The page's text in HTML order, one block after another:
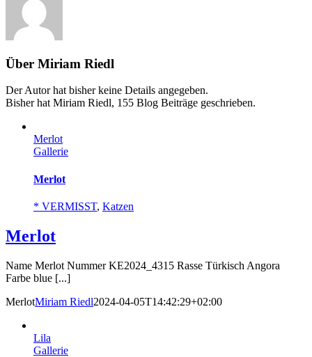
Über Miriam Riedl
Der Autor hat bisher keine Details angegeben.
Bisher hat Miriam Riedl, 155 Blog Beiträge geschrieben.
Merlot
Gallerie
Merlot
* VERMISST, Katzen
Merlot
Name Merlot Nummer KE2024_4315 Rasse Türkisch Angora
Farbe blue [...]
MerlotMiriam Riedl2024-04-05T14:42:29+02:00
Lila
Gallerie